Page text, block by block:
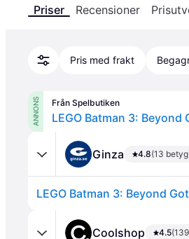
Priser Recensioner
Pris med frakt
ANNONS Från Spelbutiken
LEGO Batman 3:
Ginza 4.8(13
LEGO Batman 3: Beyond
Coolshop 4.5